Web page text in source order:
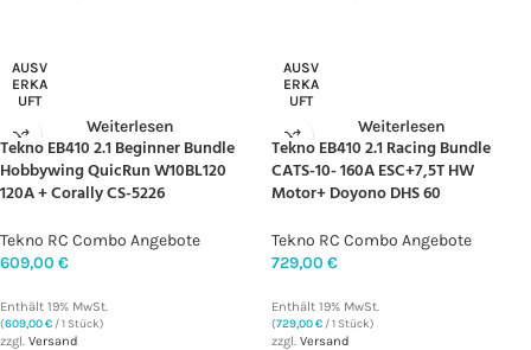
AUSV
ERKA
UFT
Weiterlesen
Tekno EB410 2.1 Beginner Bundle
Hobbywing QuicRun W10BL120
120A + Corally CS-5226
Tekno RC Combo Angebote
609,00 €
Enthält 19% MwSt.
(609,00€ / 1 Stück)
zzgl. Versand
AUSV
ERKA
UFT
Weiterlesen
Tekno EB410 2.1 Racing Bundle
CATS-10- 160A ESC+7,5T HW
Motor+ Doyono DHS 60
Tekno RC Combo Angebote
729,00 €
Enthält 19% MwSt.
(729,00€ / 1 Stück)
zzgl. Versand